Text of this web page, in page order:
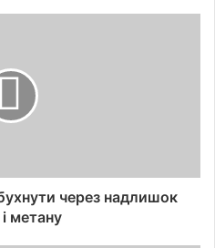
через надлишок
метану